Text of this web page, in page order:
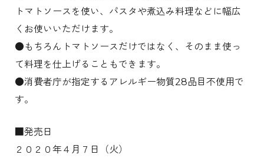
トマトソースを使い、パスタや煮込み料理などに幅広
くお使いいただけます。
●もちろんトマトソースだけではなく、そのまま使っ
て料理を仕上げることもできます。
●消費者庁が指定するアレルギー物質28品目不使用で
す。
■発売日
２０２０年４月７日（火）